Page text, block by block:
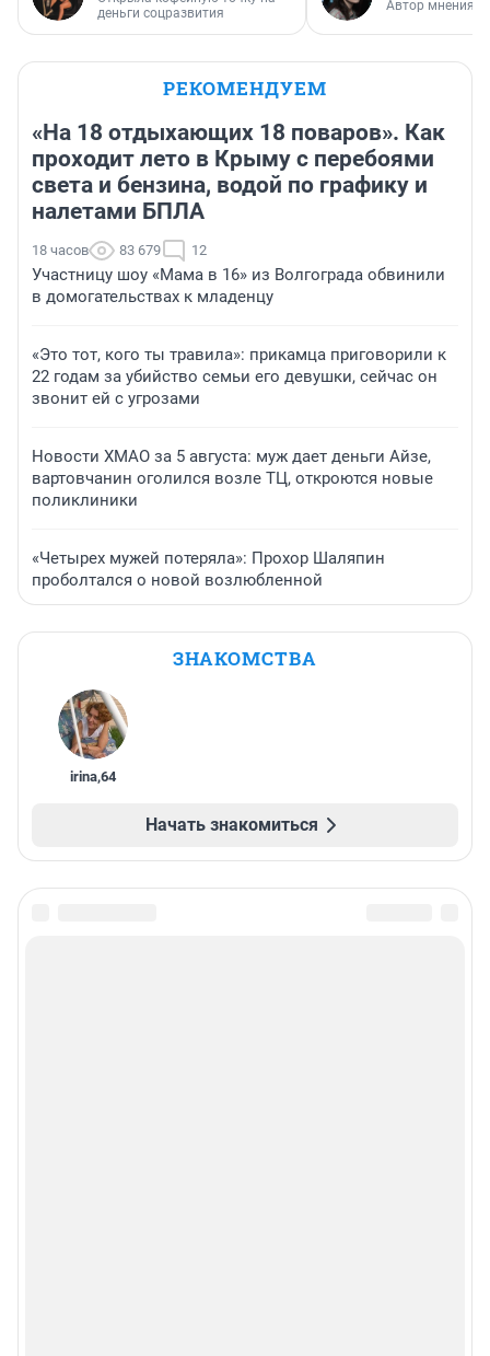
деньги соцразвития
Автор мнения
РЕКОМЕНДУЕМ
«На 18 отдыхающих 18 поваров». Как
проходит лето в Крыму с перебоями
света и бензина, водой по графику и
налетами БПЛА
18 часов 83 679 12
Участницу шоу «Мама в 16» из Волгограда обвинили
в домогательствах к младенцу
«Это тот, кого ты травила»: прикамца приговорили к
22 годам за убийство семьи его девушки, сейчас он
звонит ей с угрозами
Новости ХМАО за 5 августа: муж дает деньги Айзе,
вартовчанин оголился возле ТЦ, откроются новые
поликлиники
«Четырех мужей потеряла»: Прохор Шаляпин
проболтался о новой возлюбленной
ЗНАКОМСТВА
irina,64
Начать знакомиться